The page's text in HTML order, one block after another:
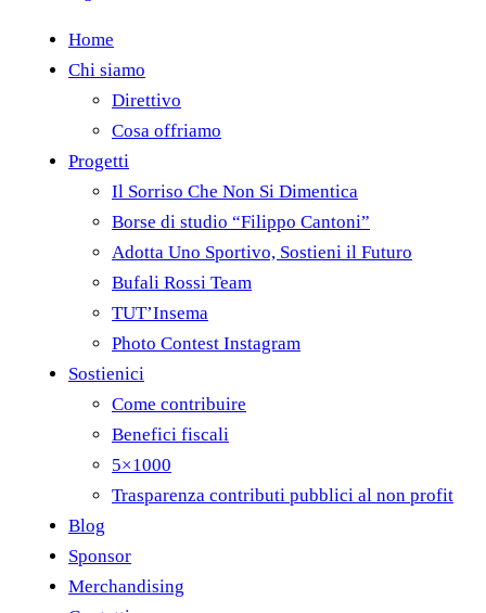
Home
Chi siamo
Direttivo
Cosa offriamo
Progetti
Il Sorriso Che Non Si Dimentica
Borse di studio “Filippo Cantoni”
Adotta Uno Sportivo, Sostieni il Futuro
Bufali Rossi Team
TUT’Insema
Photo Contest Instagram
Sostienici
Come contribuire
Benefici fiscali
5×1000
Trasparenza contributi pubblici al non profit
Blog
Sponsor
Merchandising